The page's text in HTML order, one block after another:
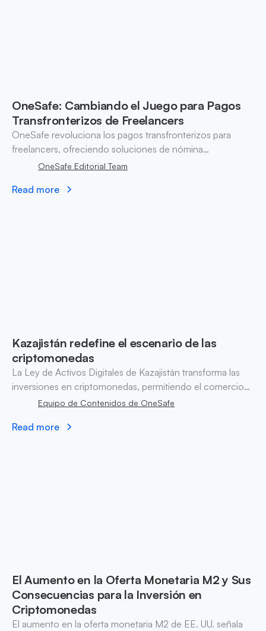
OneSafe: Cambiando el Juego para Pagos
Transfronterizos de Freelancers
OneSafe revoluciona los pagos transfronterizos para
freelancers, ofreciendo soluciones de nómina
instantáneas y de bajo costo para pymes en mercados
OneSafe Editorial Team
Read more
Kazajistán redefine el escenario de las
criptomonedas
La Ley de Activos Digitales de Kazajistán transforma las
inversiones en criptomonedas, permitiendo el comercio
mientras prohíbe los pagos. Descubre cómo la AIFC dirige
Equipo de Contenidos de OneSafe
Read more
El Aumento en la Oferta Monetaria M2 y Sus
Consecuencias para la Inversión en
Criptomonedas
El aumento en la oferta monetaria M2 de EE. UU. señala